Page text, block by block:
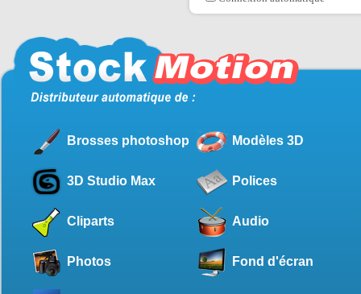
Brosses photoshop Modèles 3D
3D Studio Max Polices
Cliparts Audio
Photos Fond d'écran